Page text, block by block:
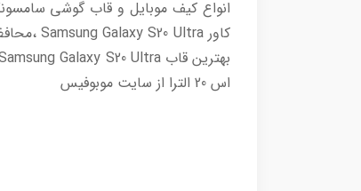
اس 20 الترا از سایت موبوفیس